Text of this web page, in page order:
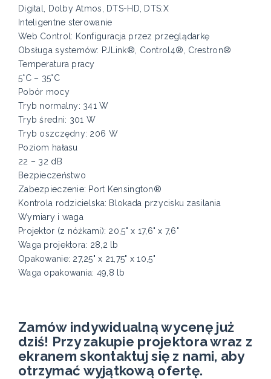
Digital, Dolby Atmos, DTS-HD, DTS:X
Inteligentne sterowanie
Web Control: Konfiguracja przez przeglądarkę
Obsługa systemów: PJLink®, Control4®, Crestron®
Temperatura pracy
5°C – 35°C
Pobór mocy
Tryb normalny: 341 W
Tryb średni: 301 W
Tryb oszczędny: 206 W
Poziom hałasu
22 – 32 dB
Bezpieczeństwo
Zabezpieczenie: Port Kensington®
Kontrola rodzicielska: Blokada przycisku zasilania
Wymiary i waga
Projektor (z nóżkami): 20,5" x 17,6" x 7,6"
Waga projektora: 28,2 lb
Opakowanie: 27,25" x 21,75" x 10,5"
Waga opakowania: 49,8 lb
Zamów indywidualną wycenę już
dziś! Przy zakupie projektora wraz z
ekranem skontaktuj się z nami, aby
otrzymać wyjątkową ofertę.